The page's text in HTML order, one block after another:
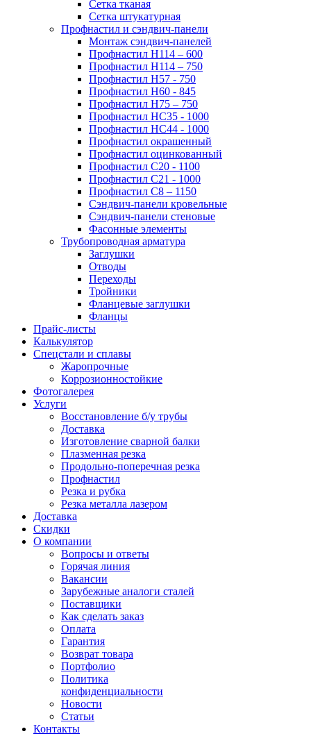
Сетка тканая
Сетка штукатурная
Профнастил и сэндвич-панели
Монтаж сэндвич-панелей
Профнастил Н114 – 600
Профнастил Н114 – 750
Профнастил Н57 - 750
Профнастил Н60 - 845
Профнастил Н75 – 750
Профнастил НС35 - 1000
Профнастил НС44 - 1000
Профнастил окрашенный
Профнастил оцинкованный
Профнастил С20 - 1100
Профнастил С21 - 1000
Профнастил С8 – 1150
Сэндвич-панели кровельные
Сэндвич-панели стеновые
Фасонные элементы
Трубопроводная арматура
Заглушки
Отводы
Переходы
Тройники
Фланцевые заглушки
Фланцы
Прайс-листы
Калькулятор
Спецстали и сплавы
Жаропрочные
Коррозионностойкие
Фотогалерея
Услуги
Восстановление б/у трубы
Доставка
Изготовление сварной балки
Плазменная резка
Продольно-поперечная резка
Профнастил
Резка и рубка
Резка металла лазером
Доставка
Скидки
О компании
Вопросы и ответы
Горячая линия
Вакансии
Зарубежные аналоги сталей
Поставщики
Как сделать заказ
Оплата
Гарантия
Возврат товара
Портфолио
Политика
конфиденциальности
Новости
Статьи
Контакты